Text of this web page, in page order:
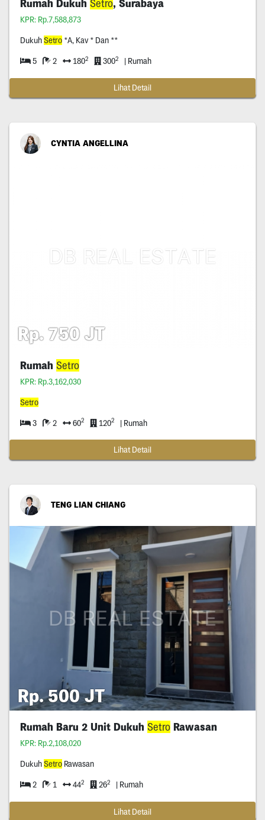
Rumah Dukuh Setro, Surabaya
KPR: Rp.7,588,873
DukuhSetro*A, Kav * Dan **
5 2 1802 3002 | Rumah
Lihat Detail
CYNTIA ANGELLINA
Rp. 750 JT
Rumah Setro
KPR: Rp.3,162,030
Setro
3 2 602 1202 | Rumah
Lihat Detail
TENG LIAN CHIANG
Rp. 500 JT
Rumah Baru 2 Unit Dukuh SetroRawasan
KPR: Rp.2,108,020
DukuhSetroRawasan
2 1 442 262 | Rumah
Lihat Detail